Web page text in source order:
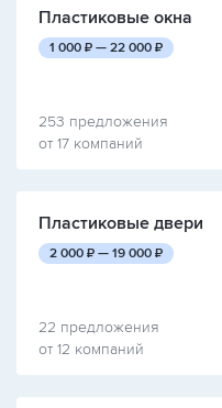
Пластиковые окна
1 000 руб.
₽ — 22 000 руб.
₽
253 предложения
от 17 компаний
Пластиковые двери
2 000 руб.
₽ — 19 000 руб.
₽
22 предложения
от 12 компаний